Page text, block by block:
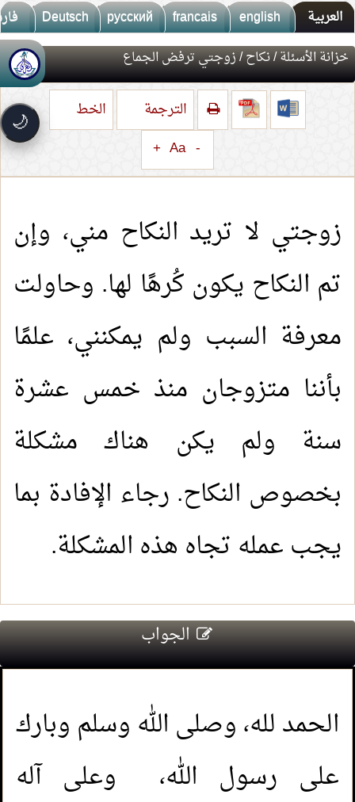
العربية english
francais
русский
Deutsch
🌙
🚀جديد الموقع!
⚡سرعة فائقة
تصميم جديد كلياً
خزانة الأسئلة/نكاح/ زوجتي ترفض الجماع
الترجمة
الخط
-
Aa
+
زوجتي لا تريد النكاح مني، وإن
تم النكاح يكون كُرهًا لها. وحاولت
معرفة السبب ولم يمكنني، علمًا
بأننا متزوجان منذ خمس عشرة
سنة ولم يكن هناك مشكلة
بخصوص النكاح. رجاء الإفادة بما
يجب عمله تجاه هذه المشكلة.
الجواب
الحمد لله، وصلى الله وسلم وبارك
على رسول الله، وعلى آله